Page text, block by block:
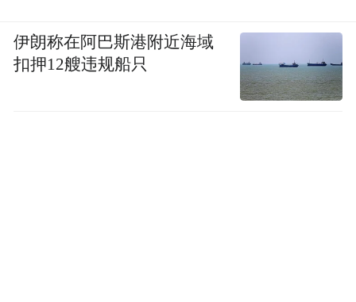
伊朗称在阿巴斯港附近海域
扣押12艘违规船只